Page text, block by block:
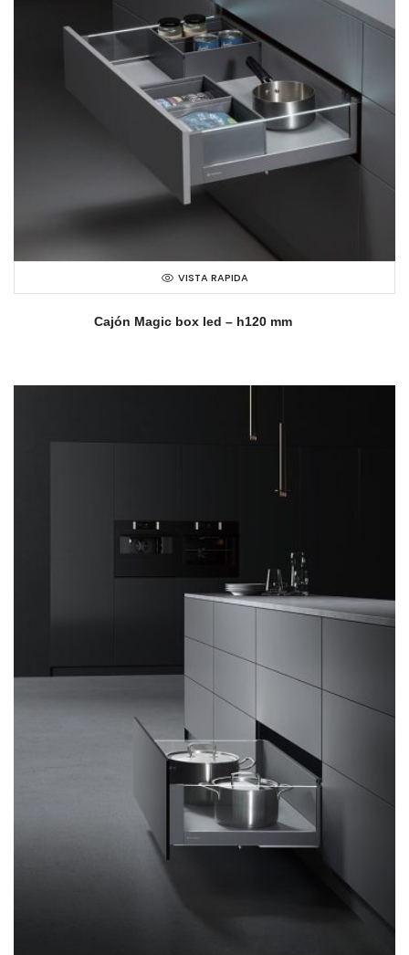
VISTA RAPIDA
Cajón Magic box led – h120 mm